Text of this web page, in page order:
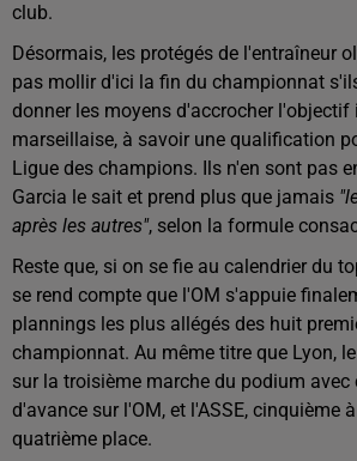
club.
Désormais, les protégés de l'entraîneur
pas mollir d'ici la fin du championnat
donner les moyens d'accrocher
marseillaise, à savoir une qualification
Ligue des champions. Ils n'en sont pas
Garcia le sait et prend plus que jamais
après les autres", selon la formule
Reste que, si on se fie au calendrier du
se rend compte que l'OM s'appuie
plannings les plus allégés des huit
championnat. Au même titre que Lyon,
sur la troisième marche du podium
d'avance sur l'OM, et l'ASSE, cinquième
quatrième place.